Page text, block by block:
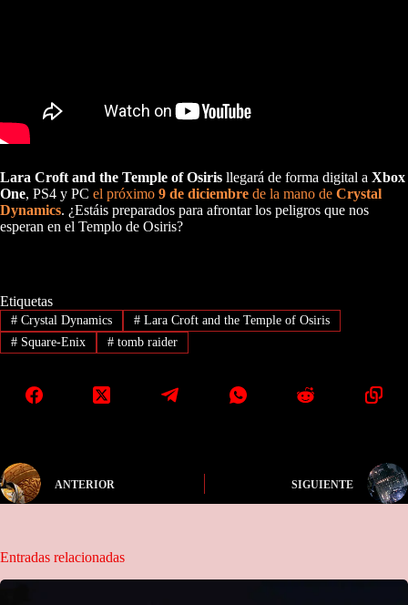
Lara Croft and the Temple of Osiris llegará de forma digital a Xbox
One, PS4 y PC el próximo 9 de diciembre de la mano de Crystal
Dynamics. ¿Estáis preparados para afrontar los peligros que nos
esperan en el Templo de Osiris?
Etiquetas
#Crystal Dynamics #Lara Croft and the Temple of Osiris
#Square-Enix #tomb raider
ANTERIOR SIGUIENTE
Entradas relacionadas